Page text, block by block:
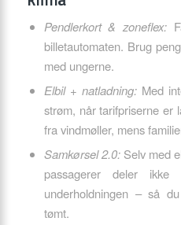
Pendlerkort & zoneflex:
billetautomaten. Brug
med ungerne.
Elbil + natladning:Med
strøm, når tarifpriserne er
fra vindmøller, mens
Samkørsel 2.0:Selv med
passagerer deler
underholdningen – så
tømt.